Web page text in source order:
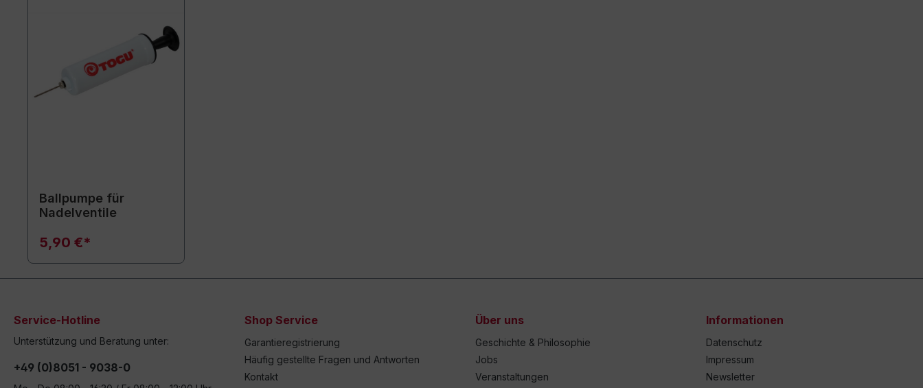
Ballpumpe für
Nadelventile
5,90 €*
Service-Hotline
Unterstützung und Beratung unter:
+49 (0)8051 - 9038-0
Shop Service
Garantieregistrierung
Häufig gestellte Fragen und Antworten
Kontakt
Über uns
Geschichte & Philosophie
Jobs
Veranstaltungen
Informationen
Datenschutz
Impressum
Newsletter